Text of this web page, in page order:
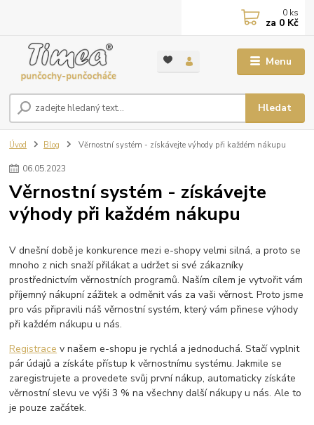
Menu
Hledat
0 ks
za 0 Kč
Úvod Blog Věrnostní systém - získávejte výhody při každém nákupu
06.05.2023
Věrnostní systém - získávejte
výhody při každém nákupu
V dnešní době je konkurence mezi e-shopy velmi silná, a proto se
mnoho z nich snaží přilákat a udržet si své zákazníky
prostřednictvím věrnostních programů. Naším cílem je vytvořit vám
příjemný nákupní zážitek a odměnit vás za vaši věrnost. Proto jsme
pro vás připravili náš věrnostní systém, který vám přinese výhody
při každém nákupu u nás.
Registrace v našem e-shopu je rychlá a jednoduchá. Stačí vyplnit
pár údajů a získáte přístup k věrnostnímu systému. Jakmile se
zaregistrujete a provedete svůj první nákup, automaticky získáte
věrnostní slevu ve výši 3 % na všechny další nákupy u nás. Ale to
je pouze začátek.